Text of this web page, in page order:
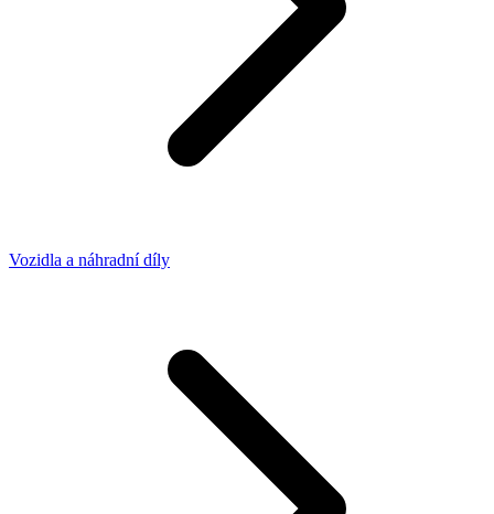
Vozidla a náhradní díly